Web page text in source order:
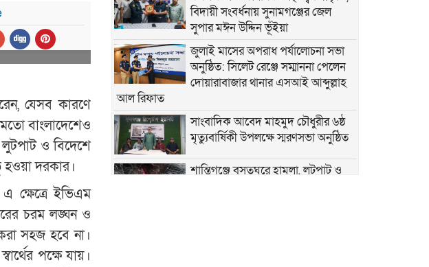
যেসব কারণে
মতো বাংলাদেশেও
ও বিদেশে
হওয়া দরকার।
ক্ষেত্রে ইভিএম
চরম লঙ্ঘন ও
সহজ হবে না।
পক্ষে যায়।
বিদায়ী সংবর্ধনায় সুনামগঞ্জের জেল
সুপার মঈন উদ্দিন ভূঁইয়া
জুলাই মাসের অপরাধ পর্যালোচনা সভা
অনুষ্ঠিত: সিলেট রেঞ্জে সম্মাননা পেলেন
দোয়ারাবাজার থানার এসআই আব্দুল্লাহ
আল রিফাত
সাংবাদিক আবেদ মাহমুদ চৌধুরীর ৬ষ্ঠ
মৃত্যুবার্ষিকী উপলক্ষে স্মরণসভা অনুষ্ঠিত
শান্তিগঞ্জে বসতঘরে হামলা, লুটপাট ও